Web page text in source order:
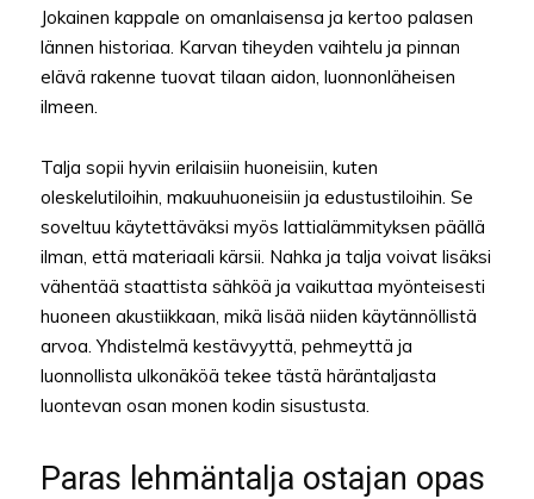
Jokainen kappale on omanlaisensa ja kertoo palasen
lännen historiaa. Karvan tiheyden vaihtelu ja pinnan
elävä rakenne tuovat tilaan aidon, luonnonläheisen
ilmeen.
Talja sopii hyvin erilaisiin huoneisiin, kuten
oleskelutiloihin, makuuhuoneisiin ja edustustiloihin. Se
soveltuu käytettäväksi myös lattialämmityksen päällä
ilman, että materiaali kärsii. Nahka ja talja voivat lisäksi
vähentää staattista sähköä ja vaikuttaa myönteisesti
huoneen akustiikkaan, mikä lisää niiden käytännöllistä
arvoa. Yhdistelmä kestävyyttä, pehmeyttä ja
luonnollista ulkonäköä tekee tästä häräntaljasta
luontevan osan monen kodin sisustusta.
Paras lehmäntalja ostajan opas